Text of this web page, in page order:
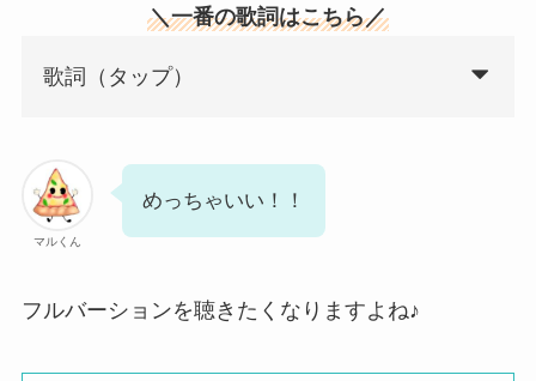
＼一番の歌詞はこちら／
歌詞（タップ）
マルくん
めっちゃいい！！
フルバーションを聴きたくなりますよね♪